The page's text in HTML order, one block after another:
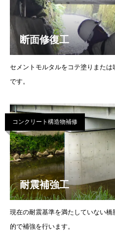
断面修復工
セメントモルタルをコテ塗りまた
です。
コンクリート構造物補修
耐震補強工
現在の耐震基準を満たしていない
的で補強を行います。